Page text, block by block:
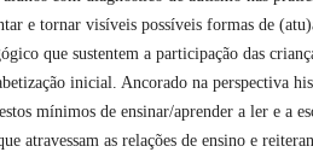
e tornar visíveis possíveis formas de
que sustentem a participação das
inicial. Ancorado na perspectiva
mínimos de ensinar/aprender a ler e a
atravessam as relações de ensino e